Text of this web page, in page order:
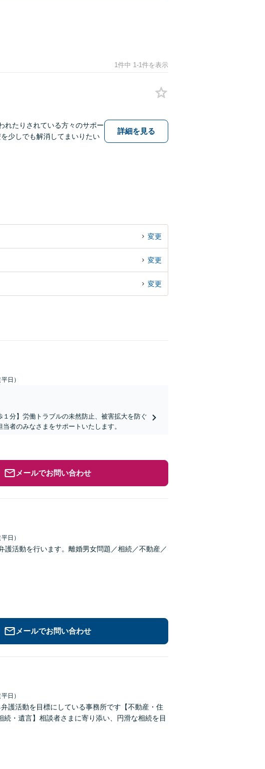
1件中 1-1件を表示
れたりされている方々のサポー
少しでも解消してまいりたい
詳細を見る
変更
変更
変更
日）
分】労働トラブルの未然防止、被害拡大を防ぐ
者のみなさまをサポートいたします。
メールでお問い合わせ
日）
護活動を行います。離婚男女問題／相続／不動産／
メールでお問い合わせ
日）
護活動を目標にしている事務所です【不動産・住
・遺言】相談者さまに寄り添い、円滑な相続を目